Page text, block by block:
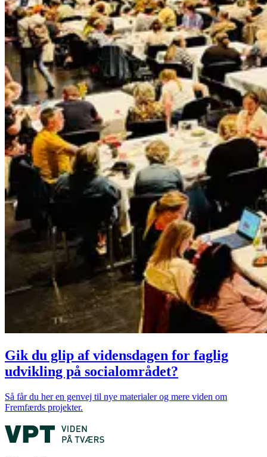
Gik du glip af vidensdagen for faglig
udvikling på socialområdet?
Så får du her en genvej til nye materialer og mere viden om
Fremfærds projekter.